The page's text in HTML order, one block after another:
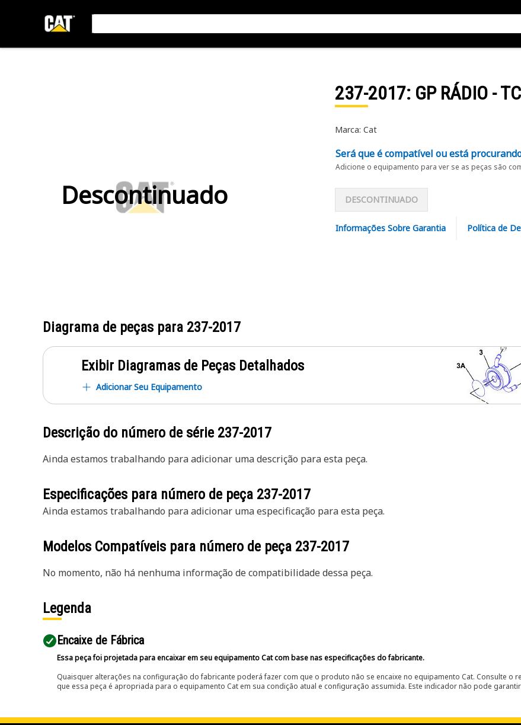
Descontinuado
237-2017: GP RÁDIO -
Marca: Cat
Será que é compatível ou está
Adicione o equipamento para ver se as peças são
DESCONTINUADO
Informações Sobre Garantia Política de
Diagrama de peças para 237-2017
Exibir Diagramas de Peças Detalhados
Adicionar Seu Equipamento
Descrição do número de série 237-2017
Ainda estamos trabalhando para adicionar uma descrição para esta peça.
Especificações para número de peça 237-2017
Ainda estamos trabalhando para adicionar uma especificação para esta peça.
Modelos Compatíveis para número de peça 237-2017
No momento, não há nenhuma informação de compatibilidade dessa peça.
Legenda
Encaixe de Fábrica
Essa peça foi projetada para encaixar em seu equipamento Cat com base nas especificações do fabricante.
Quaisquer alterações na configuração do fabricante poderá fazer com que o produto não se encaixe no equipamento Cat. Consulte o
que essa peça é apropriada para o equipamento Cat em sua condição atual e configuração assumida. Este indicador não pode